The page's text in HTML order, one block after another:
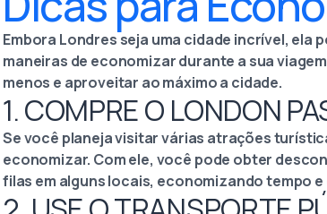
Embora Londres seja uma cidade incrível, ela
maneiras de economizar durante a sua
menos e aproveitar ao máximo a cidade.
1. COMPRE O LONDON
Se você planeja visitar várias atrações
economizar. Com ele, você pode obter
filas em alguns locais, economizando tempo